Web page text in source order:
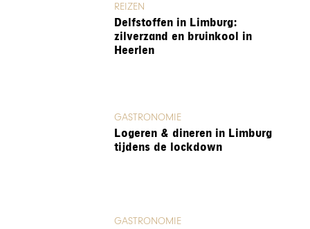
REIZEN
Delfstoffen in Limburg:
zilverzand en bruinkool in
Heerlen
GASTRONOMIE
Logeren & dineren in Limburg
tijdens de lockdown
GASTRONOMIE